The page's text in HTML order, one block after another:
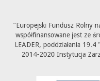
"Europejski Fundusz Rolny
współfinansowane jest ze
LEADER, poddziałania
2014-2020 Instytucja